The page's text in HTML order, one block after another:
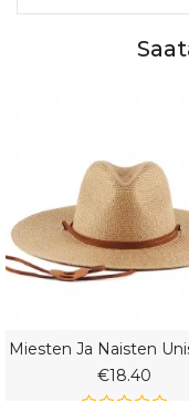
€18.40